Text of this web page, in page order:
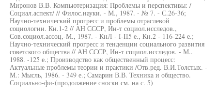
Миронов В.В. Компьютеризация: Проблемы и перспективы: /
Социал.аспект/ // Филос.науки. - М., 1987. - № 7. - С.26-36;
Научно-технический прогресс и проблемы отраслевой
социологии. Кн.1-2 // АН СССР, Ин-т социол.исследов.,
Сов.социол.ассоц,-М., 1987. - КнЛ - I-II5 е., Кн.2 - 116-224 е.;
Научно-технический прогресс и тенденции социального развития
советского общества // АН СССР, Ин-т социол.исследов. - М..
1988. -125 е.; Производство как общественный процесс:
Актуальные проблемы теории и практики /Отв.ред. В.И.Толстых. -
М.: Мысль, 1986. - 349 е.; Самарин В.В. Техника и общество.
Социально-фи-(продолжение сноски см. на с. 5)